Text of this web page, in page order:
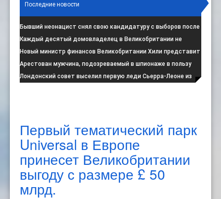
Последние новости
Бывший неонацист снял свою кандидатуру с выборов после
негативной реакции общест:
Каждый десятый домовладелец в Великобритании не
намерен соблюдать запрет на испо:
Новый министр финансов Великобритании Хили представит
свой первый бюджет 28 октя:
Арестован мужчина, подозреваемый в шпионаже в пользу
Ирана на британской военной:
Лондонский совет выселил первую леди Сьерра-Леоне из
Первый тематический парк
Universal в Европе
принесет Великобритании
выгоду с размере £ 50
млрд.